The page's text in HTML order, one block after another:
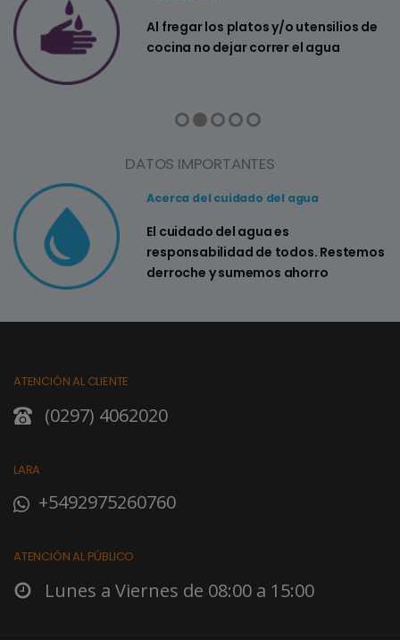
Al fregar los platos y/o utensilios de
cocina no dejar correr el agua
DATOS IMPORTANTES
Acerca del cuidado del agua
El cuidado del agua es
responsabilidad de todos. Restemos
derroche y sumemos ahorro
ATENCIÓN AL CLIENTE
(0297) 4062020
LARA
+5492975260760
ATENCIÓN AL PÚBLICO
Lunes a Viernes de 08:00 a 15:00